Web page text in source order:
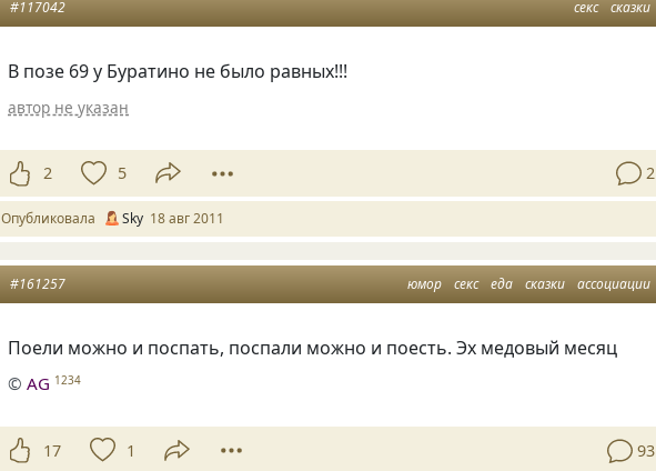
секс сказки
#117042
В позе 69 у Буратино не было равных!!!
автор не указан
2 5 2
Опубликовала Sky 18 авг 2011
юмор секс еда сказки ассоциации
#161257
Поели можно и поспать, поспали можно и поесть. Эх медовый месяц
©AG 1234
17 1 93